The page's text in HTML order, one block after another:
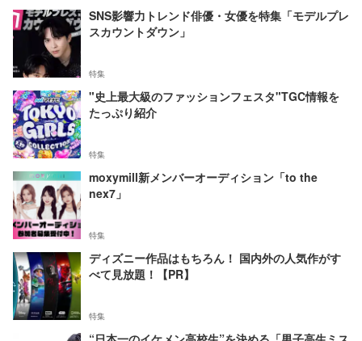
SNS影響力トレンド俳優・女優を特集「モデルプレ
スカウントダウン」
特集
"史上最大級のファッションフェスタ"TGC情報を
たっぷり紹介
特集
moxymill新メンバーオーディション「to the
nex7」
特集
ディズニー作品はもちろん！ 国内外の人気作がす
べて見放題！【PR】
特集